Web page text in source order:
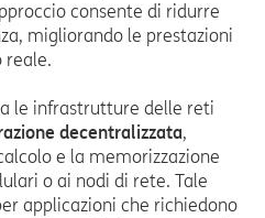
consente di ridurre
migliorando le prestazioni
reale.
le infrastrutture delle reti
decentralizzata,
e la memorizzazione
o ai nodi di rete. Tale
applicazioni che richiedono